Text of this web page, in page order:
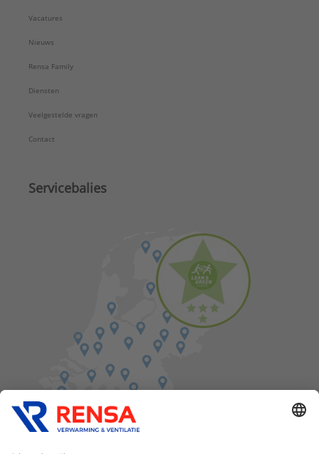
Vacatures
Nieuws
Rensa Family
Diensten
Veelgestelde vragen
Contact
Servicebalies